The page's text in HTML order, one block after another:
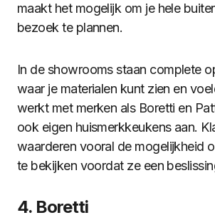
maakt het mogelijk om je hele
bezoek te plannen.
In de showrooms staan complete
waar je materialen kunt zien en
werkt met merken als Boretti en
ook eigen huismerkkeukens aan.
waarderen vooral de mogelijkheid
te bekijken voordat ze een
4. Boretti